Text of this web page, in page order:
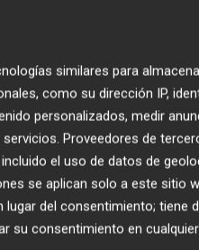
seguir la actualidad sin
similares para
como su dirección IP,
personalizados, medir
Proveedores de
el uso de datos de
se aplican solo a este sitio
del consentimiento; tiene
su consentimiento en